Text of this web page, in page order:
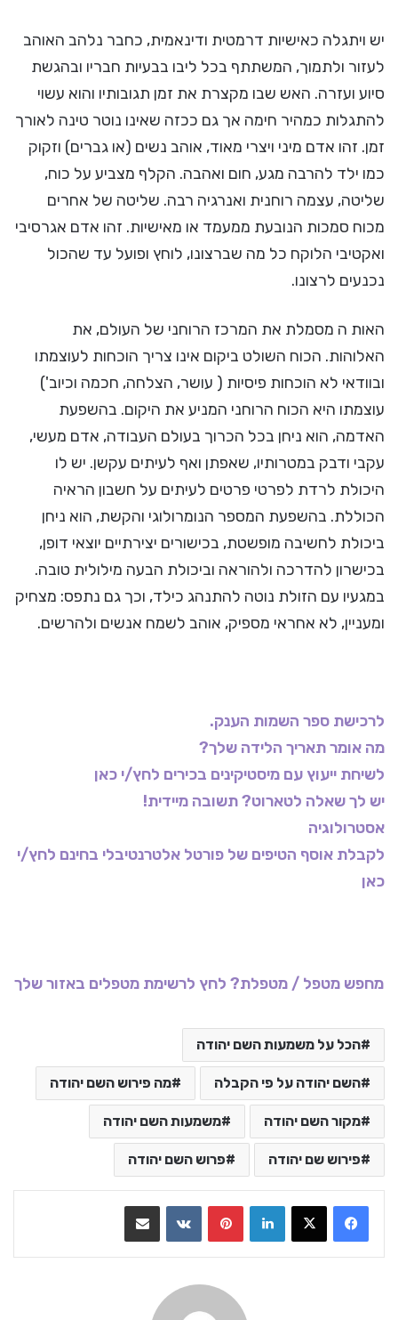
יש ויתגלה כאישיות דרמטית ודינאמית, כחבר נלהב האוהב
לעזור ולתמוך, המשתתף בכל ליבו בבעיות חבריו ובהגשת
סיוע ועזרה. האש שבו מקצרת את זמן תגובותיו והוא עשוי
להתגלות כמהיר חימה אך גם ככזה שאינו נוטר טינה לאורך
זמן. זהו אדם מיני ויצרי מאוד, אוהב נשים (או גברים) וזקוק
כמו ילד להרבה מגע, חום ואהבה. הקלף מצביע על כוח,
שליטה, עצמה רוחנית ואנרגיה רבה. שליטה של אחרים
מכוח סמכות הנובעת ממעמד או מאישיות. זהו אדם אגרסיבי
ואקטיבי הלוקח כל מה שברצונו, לוחץ ופועל עד שהכול
נכנעים לרצונו.
האות ה מסמלת את המרכז הרוחני של העולם, את
האלוהות. הכוח השולט ביקום אינו צריך הוכחות לעוצמתו
ובוודאי לא הוכחות פיסיות ( עושר, הצלחה, חכמה וכיוב')
עוצמתו היא הכוח הרוחני המניע את היקום. בהשפעת
האדמה, הוא ניחן בכל הכרוך בעולם העבודה, אדם מעשי,
עקבי ודבק במטרותיו, שאפתן ואף לעיתים עקשן. יש לו
היכולת לרדת לפרטי פרטים לעיתים על חשבון הראיה
הכוללת. בהשפעת המספר הנומרולוגי והקשת, הוא ניחן
ביכולת לחשיבה מופשטת, בכישורים יצירתיים יוצאי דופן,
בכישרון להדרכה ולהוראה וביכולת הבעה מילולית טובה.
במגעיו עם הזולת נוטה להתנהג כילד, וכך גם נתפס: מצחיק
ומעניין, לא אחראי מספיק, אוהב לשמח אנשים ולהרשים.
לרכישת ספר השמות הענק.
מה אומר תאריך הלידה שלך?
לשיחת ייעוץ עם מיסטיקינים בכירים לחץ/י כאן
יש לך שאלה לטארוט? תשובה מיידית!
אסטרולוגיה
לקבלת אוסף הטיפים של פורטל אלטרנטיבלי בחינם לחץ/י
כאן
מחפש מטפל / מטפלת? לחץ לרשימת מטפלים באזור שלך
הכל על משמעות השם יהודה
השם יהודה על פי הקבלה מה פירוש השם יהודה
מקור השם יהודה משמעות השם יהודה
פירוש שם יהודה פרוש השם יהודה
LinkedIn
VKontakte